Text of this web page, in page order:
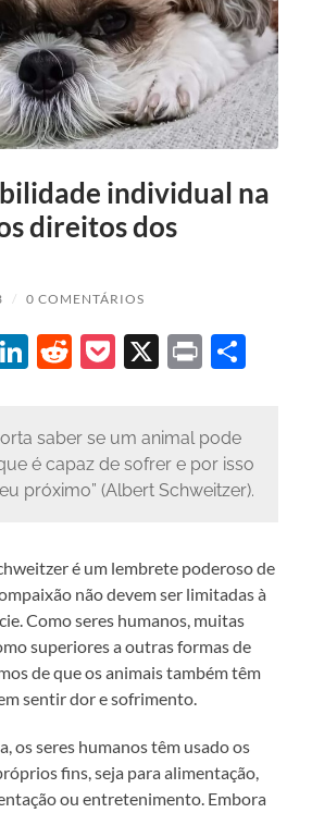
individual na
direitos dos
/ 0 COMENTÁRIOS
LinkedIn
Reddit
Pocket
X Print
saber se um animal pode
é capaz de sofrer e por isso
próximo” (Albert Schweitzer).
é um lembrete poderoso de
não devem ser limitadas à
Como seres humanos, muitas
superiores a outras formas de
de que os animais também têm
sentir dor e sofrimento.
os seres humanos têm usado os
fins, seja para alimentação,
ou entretenimento. Embora